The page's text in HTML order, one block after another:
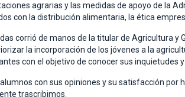
agrarias y las medidas de apoyo de la
con la distribución alimentaria, la ética
corrió de manos de la titular de Agricultura
la incorporación de los jóvenes a la
con el objetivo de conocer sus inquietudes
con sus opiniones y su satisfacción
trascribimos.